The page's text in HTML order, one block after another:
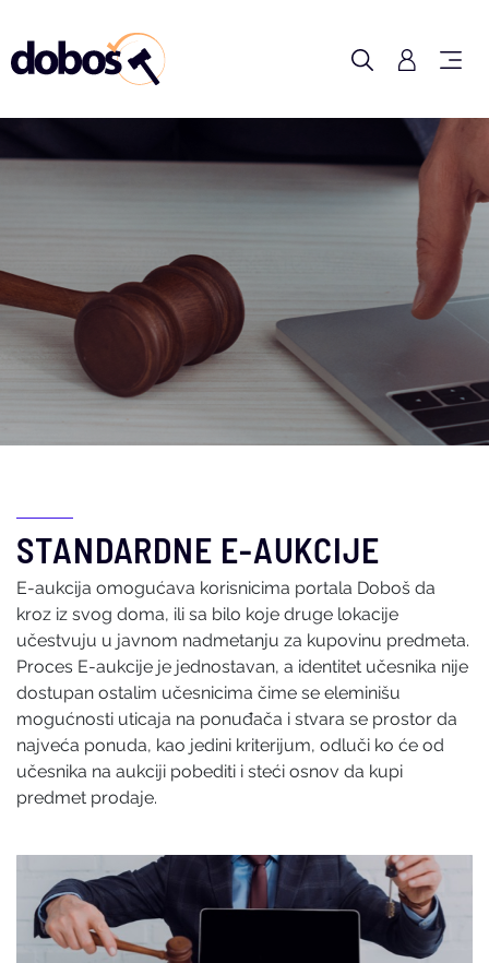
STANDARDNE E-AUKCIJE
E-aukcija omogućava korisnicima portala Doboš da
kroz iz svog doma, ili sa bilo koje druge lokacije
učestvuju u javnom nadmetanju za kupovinu predmeta.
Proces E-aukcije je jednostavan, a identitet učesnika nije
dostupan ostalim učesnicima čime se eleminišu
mogućnosti uticaja na ponuđača i stvara se prostor da
najveća ponuda, kao jedini kriterijum, odluči ko će od
učesnika na aukciji pobediti i steći osnov da kupi
predmet prodaje.